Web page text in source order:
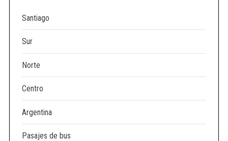
Santiago
Sur
Norte
Centro
Argentina
Pasajes de bus
o
r